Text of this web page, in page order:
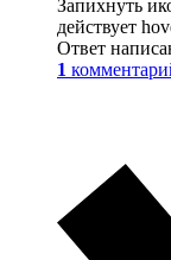
Запихнуть
действует
Ответ
1